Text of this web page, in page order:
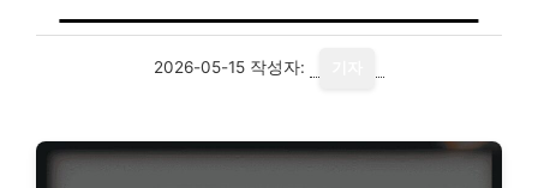
2026-05-15 작성자: